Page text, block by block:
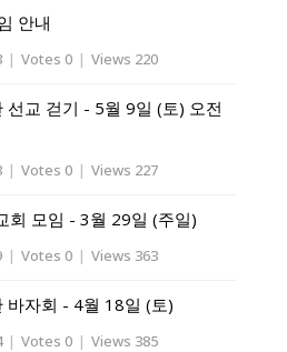
안내
| Votes 0 | Views 220
선교 걷기 - 5월 9일 (토) 오전
| Votes 0 | Views 227
회 모임 - 3월 29일 (주일)
| Votes 0 | Views 363
바자회 - 4월 18일 (토)
| Votes 0 | Views 385